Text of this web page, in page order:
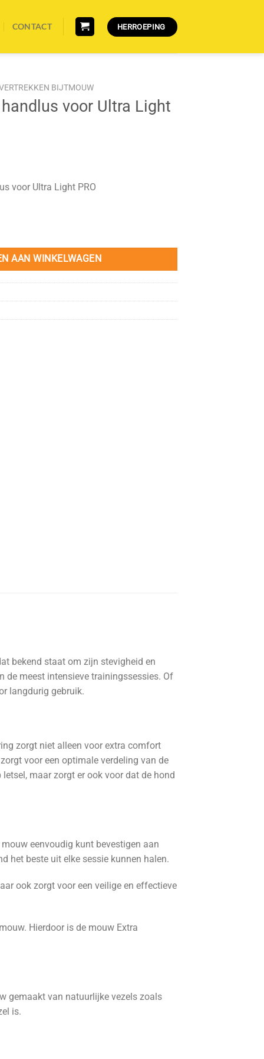
CONTACT HERROEPING
BIJTMOUW
voor Ultra Light
voor Ultra Light PRO
Light PRO aantal
AAN WINKELWAGEN
bekend staat om zijn stevigheid en
de meest intensieve trainingssessies. Of
langdurig gebruik.
zorgt niet alleen voor extra comfort
voor een optimale verdeling van de
maar zorgt er ook voor dat de hond
eenvoudig kunt bevestigen aan
het beste uit elke sessie kunnen halen.
ook zorgt voor een veilige en effectieve
Hierdoor is de mouw Extra
gemaakt van natuurlijke vezels zoals
is.